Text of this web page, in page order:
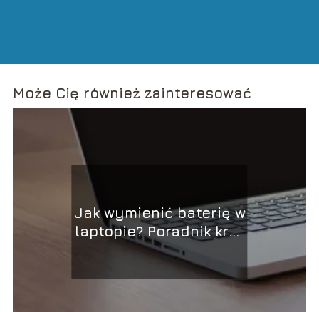
Może Cię również zainteresować
Jak wymienić baterię w
laptopie? Poradnik krok
po kroku